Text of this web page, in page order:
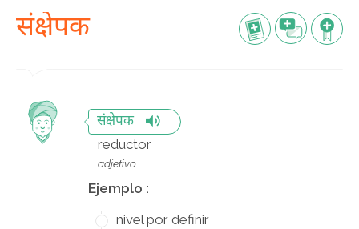
संक्षेपक
संक्षेपक
reductor
adjetivo
Ejemplo :
nivel por definir